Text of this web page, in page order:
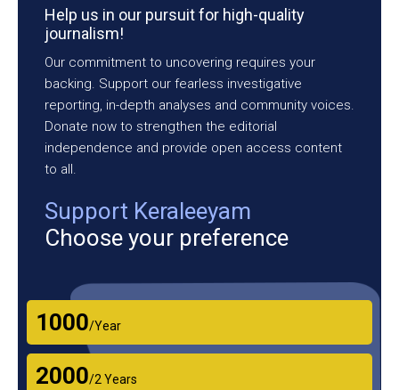
Help us in our pursuit for high-quality
journalism!
Our commitment to uncovering requires your
backing. Support our fearless investigative
reporting, in-depth analyses and community voices.
Donate now to strengthen the editorial
independence and provide open access content
to all.
Support Keraleeyam
Choose your preference
₹1000/Year
₹2000/2 Years